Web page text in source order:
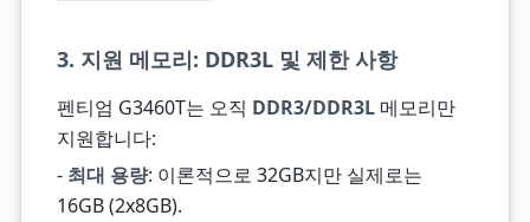
3. 지원 메모리: DDR3L 및 제한 사항
펜티엄 G3460T는 오직 DDR3/DDR3L메모리만
지원합니다:
- 최대 용량: 이론적으로 32GB지만 실제로는
16GB (2x8GB).